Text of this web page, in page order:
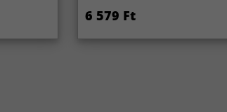
6 579 Ft